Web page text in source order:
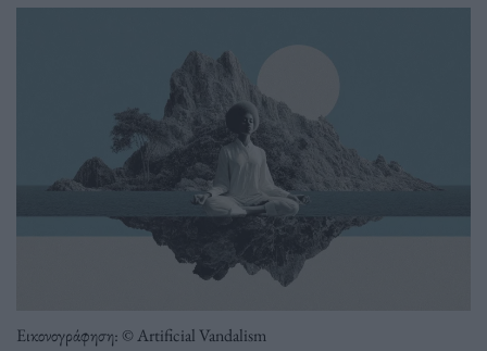
Εικονογράφηση: © Artificial Vandalism